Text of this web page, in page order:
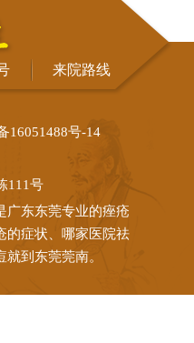
来院路线
16051488号-14
111号
广东东莞专业的痤疮
的症状、哪家医院祛
到东莞莞南。